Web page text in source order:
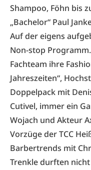
Shampoo, Föhn bis
„Bachelor“ Paul
Auf der eigens
Non-stop
Fachteam ihre
Jahreszeiten“,
Doppelpack mit
Cutivel, immer ein
Wojach und Akteur
Vorzüge der TCC
Barbertrends mit
Trenkle durften